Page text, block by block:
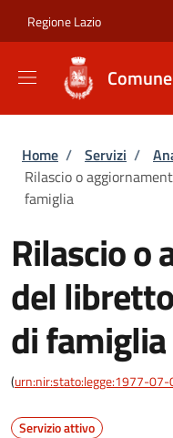
Regione Lazio
Briciole di
Home / Servizi /
Rilascio o
famiglia
Rilascio o
del
di famiglia
(urn:nir:stato:legge:1977-
Servizio attivo